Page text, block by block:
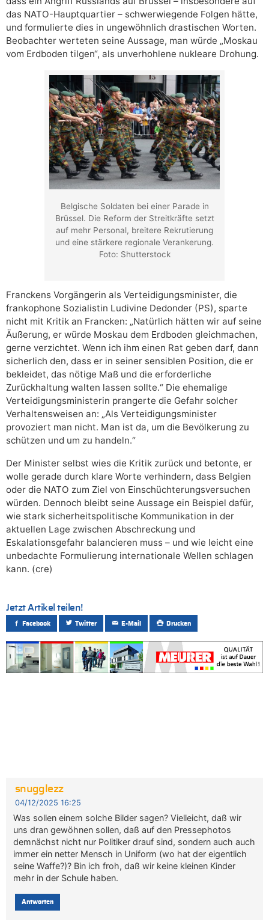
das NATO-Hauptquartier – schwerwiegende Folgen hätte,
und formulierte dies in ungewöhnlich drastischen Worten.
Beobachter werteten seine Aussage, man würde „Moskau
vom Erdboden tilgen“, als unverhohlene nukleare Drohung.
Belgische Soldaten bei einer Parade in
Brüssel. Die Reform der Streitkräfte setzt
auf mehr Personal, breitere Rekrutierung
und eine stärkere regionale Verankerung.
Foto: Shutterstock
Franckens Vorgängerin als Verteidigungsminister, die
frankophone Sozialistin Ludivine Dedonder (PS), sparte
nicht mit Kritik an Francken: „Natürlich hätten wir auf seine
Äußerung, er würde Moskau dem Erdboden gleichmachen,
gerne verzichtet. Wenn ich ihm einen Rat geben darf, dann
sicherlich den, dass er in seiner sensiblen Position, die er
bekleidet, das nötige Maß und die erforderliche
Zurückhaltung walten lassen sollte.“ Die ehemalige
Verteidigungsministerin prangerte die Gefahr solcher
Verhaltensweisen an: „Als Verteidigungsminister
provoziert man nicht. Man ist da, um die Bevölkerung zu
schützen und um zu handeln.“
Der Minister selbst wies die Kritik zurück und betonte, er
wolle gerade durch klare Worte verhindern, dass Belgien
oder die NATO zum Ziel von Einschüchterungsversuchen
würden. Dennoch bleibt seine Aussage ein Beispiel dafür,
wie stark sicherheitspolitische Kommunikation in der
aktuellen Lage zwischen Abschreckung und
Eskalationsgefahr balancieren muss – und wie leicht eine
unbedachte Formulierung internationale Wellen schlagen
kann. (cre)
Jetzt Artikel teilen!
Facebook Twitter E-Mail Drucken
snugglezz
04/12/2025 16:25
Was sollen einem solche Bilder sagen? Vielleicht, daß wir
uns dran gewöhnen sollen, daß auf den Pressephotos
demnächst nicht nur Politiker drauf sind, sondern auch auch
immer ein netter Mensch in Uniform (wo hat der eigentlich
seine Waffe?)? Bin ich froh, daß wir keine kleinen Kinder
mehr in der Schule haben.
Antworten